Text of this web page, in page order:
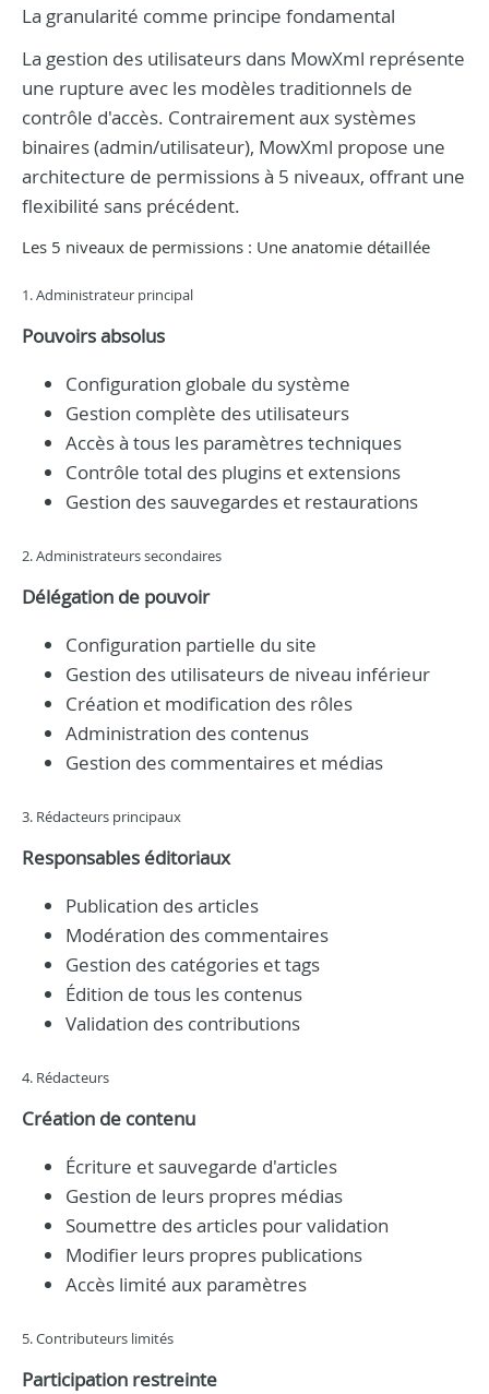
La granularité comme principe fondamental
La gestion des utilisateurs dans MowXml représente
une rupture avec les modèles traditionnels de
contrôle d'accès. Contrairement aux systèmes
binaires (admin/utilisateur), MowXml propose une
architecture de permissions à 5 niveaux, offrant une
flexibilité sans précédent.
Les 5 niveaux de permissions : Une anatomie détaillée
1. Administrateur principal
Pouvoirs absolus
Configuration globale du système
Gestion complète des utilisateurs
Accès à tous les paramètres techniques
Contrôle total des plugins et extensions
Gestion des sauvegardes et restaurations
2. Administrateurs secondaires
Délégation de pouvoir
Configuration partielle du site
Gestion des utilisateurs de niveau inférieur
Création et modification des rôles
Administration des contenus
Gestion des commentaires et médias
3. Rédacteurs principaux
Responsables éditoriaux
Publication des articles
Modération des commentaires
Gestion des catégories et tags
Édition de tous les contenus
Validation des contributions
4. Rédacteurs
Création de contenu
Écriture et sauvegarde d'articles
Gestion de leurs propres médias
Soumettre des articles pour validation
Modifier leurs propres publications
Accès limité aux paramètres
5. Contributeurs limités
Participation restreinte